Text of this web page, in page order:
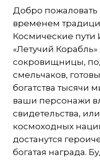
Добро
временем
Космические
«Летучий Корабль»
сокровищницы,
смельчаков,
богатства тысячи
ваши персонажи
свидетельства,
космоходных
достанутся
богатая награда.